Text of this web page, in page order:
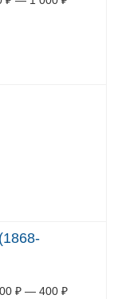
₽ — 400 ₽